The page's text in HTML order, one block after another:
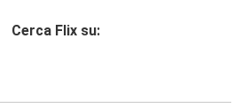
Cerca Flix su: